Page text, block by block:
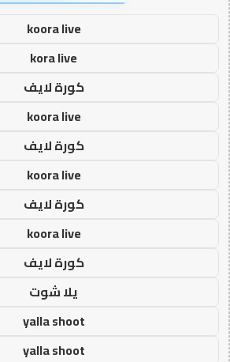
koora live
kora live
كورة لايف
koora live
كورة لايف
koora live
كورة لايف
koora live
كورة لايف
يلا شوت
yalla shoot
yalla shoot